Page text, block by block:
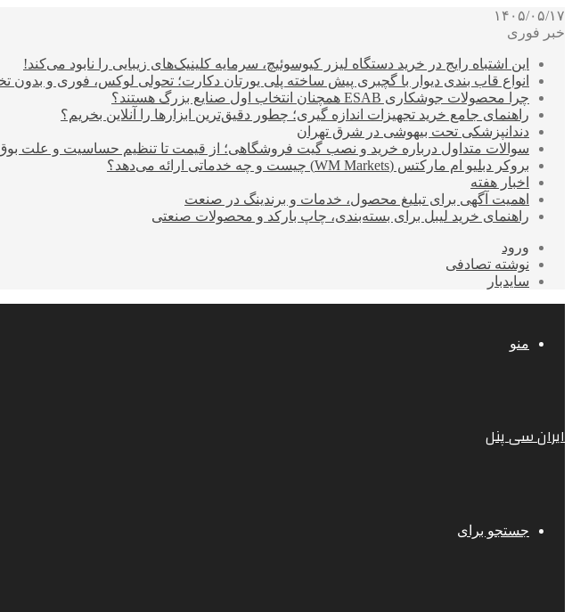
۱۴۰۵/۰۵/۱۷
خبر فوری
این اشتباه رایج در خرید دستگاه لیزر کیوسوئیچ، سرمایه کلینیک‌های زیبایی را نابود می‌کند!
انواع قاب بندی دیوار با گچبری پیش ساخته پلی یورتان دکارت؛ تحولی لوکس، فوری و بدون
چرا محصولات جوشکاری ESAB همچنان انتخاب اول صنایع بزرگ هستند؟
راهنمای جامع خرید تجهیزات اندازه گیری؛ چطور دقیق‌ترین ابزارها را آنلاین بخریم؟
دندانپزشکی تحت بیهوشی در شرق تهران
سوالات متداول درباره خرید و نصب گیت فروشگاهی؛ از قیمت تا تنظیم حساسیت و علت
بروکر دبلیو ام مارکتس (WM Markets) چیست و چه خدماتی ارائه می‌دهد؟
اخبار هفته
اهمیت آگهی برای تبلیغ محصول، خدمات و برندینگ در صنعت
راهنمای خرید لیبل برای بسته‌بندی، چاپ بارکد و محصولات صنعتی
ورود
نوشته تصادفی
سایدبار
منو
ایران سی پنل
جستجو برای